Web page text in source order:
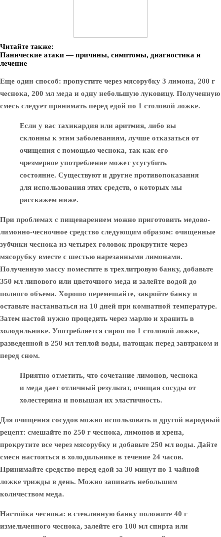
Читайте также:
Панические атаки — причины, симптомы, диагностика и
лечение
Еще один способ: пропустите через мясорубку 3 лимона, 200 г
чеснока, 200 мл меда и одну небольшую луковицу. Полученную
смесь следует принимать перед едой по 1 столовой ложке.
Если у вас тахикардия или аритмия, либо вы
склонны к этим заболеваниям, лучше отказаться от
очищения с помощью чеснока, так как его
чрезмерное употребление может усугубить
состояние. Существуют и другие противопоказания
для использования этих средств, о которых мы
расскажем ниже.
При проблемах с пищеварением можно приготовить медово-
лимонно-чесночное средство следующим образом: очищенные
зубчики чеснока из четырех головок прокрутите через
мясорубку вместе с шестью нарезанными лимонами.
Полученную массу поместите в трехлитровую банку, добавьте
350 мл липового или цветочного меда и залейте водой до
полного объема. Хорошо перемешайте, закройте банку и
оставьте настаиваться на 10 дней при комнатной температуре.
Затем настой нужно процедить через марлю и хранить в
холодильнике. Употребляется сироп по 1 столовой ложке,
разведенной в 250 мл теплой воды, натощак перед завтраком и
перед сном.
Приятно отметить, что сочетание лимонов, чеснока
и меда дает отличный результат, очищая сосуды от
холестерина и повышая их эластичность.
Для очищения сосудов можно использовать и другой народный
рецепт: смешайте по 250 г чеснока, лимонов и хрена,
прокрутите все через мясорубку и добавьте 250 мл воды. Дайте
смеси настояться в холодильнике в течение 24 часов.
Принимайте средство перед едой за 30 минут по 1 чайной
ложке трижды в день. Можно запивать небольшим
количеством меда.
Настойка чеснока: в стеклянную банку положите 40 г
измельченного чеснока, залейте его 100 мл спирта или